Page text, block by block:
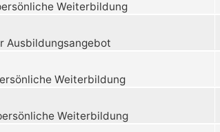
Weiterbildung
Ausbildungsangebot
Weiterbildung
Weiterbildung